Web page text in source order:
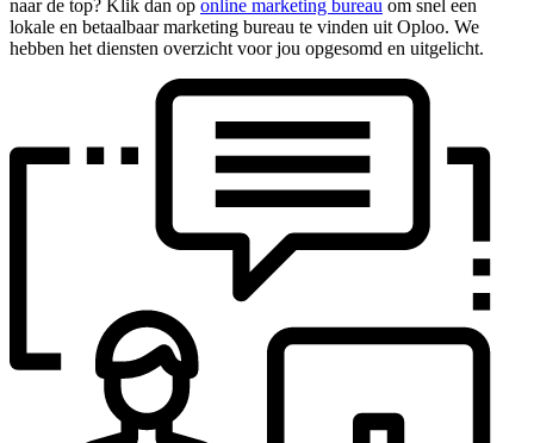
naar de top? Klik dan op online marketing bureau om snel een
lokale en betaalbaar marketing bureau te vinden uit Oploo. We
hebben het diensten overzicht voor jou opgesomd en uitgelicht.